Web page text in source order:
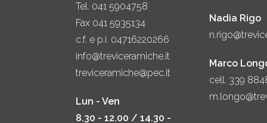
Tel. 041 5904758
Fax 041 5935134
c.f. e p.i. 04716220266
info@treviceramiche.it
treviceramiche@pec.it
Lun - Ven
8.30 - 12.00 / 14.30 -
Nadia Rigo
Marco
cell. 339